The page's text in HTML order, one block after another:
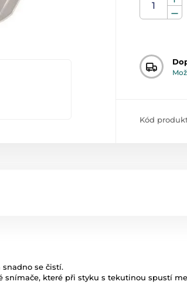
Kód
se čistí.
které při styku s tekutinou spustí